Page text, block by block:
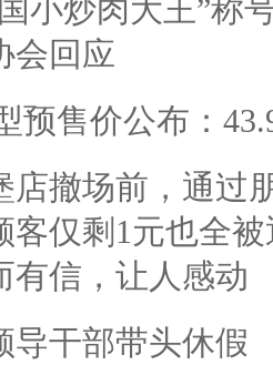
小炒肉大王”称
会回应
预售价公布：
店撤场前，通过
客仅剩1元也全
有信，让人感动
导干部带头休假